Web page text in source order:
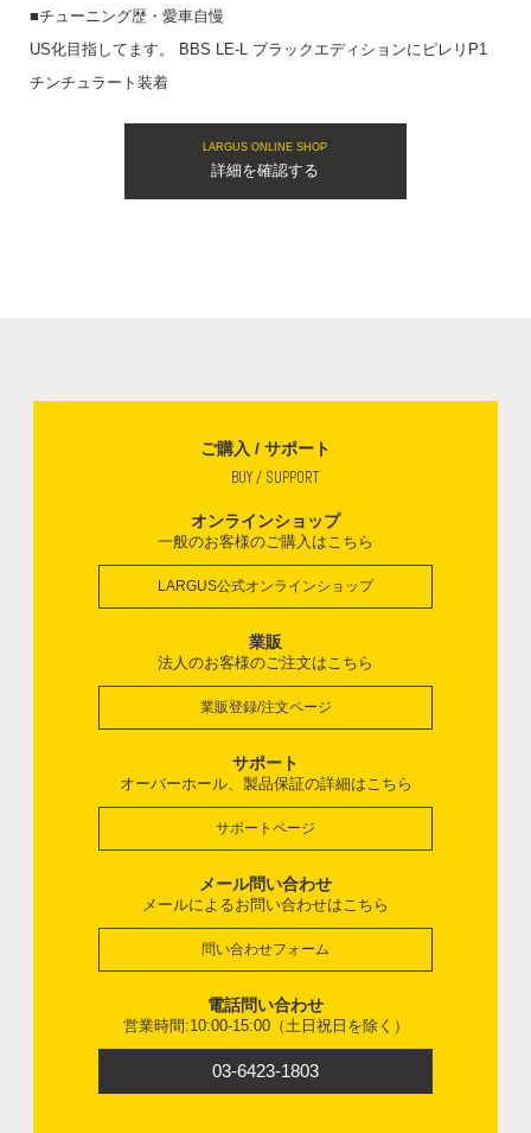
■チューニング歴・愛車自慢
US化目指してます。 BBS LE-L ブラックエディションにピレリP1
チンチュラート装着
LARGUS ONLINE SHOP
詳細を確認する
ご購入 / サポート
BUY / SUPPORT
オンラインショップ
一般のお客様のご購入はこちら
LARGUS公式オンラインショップ
業販
法人のお客様のご注文はこちら
業販登録/注文ページ
サポート
オーバーホール、製品保証の詳細はこちら
サポートページ
メール問い合わせ
メールによるお問い合わせはこちら
問い合わせフォーム
電話問い合わせ
営業時間:10:00-15:00（土日祝日を除く）
03-6423-1803